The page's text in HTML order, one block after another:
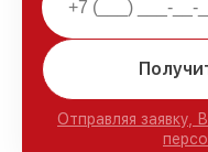
Отправляя заявку,